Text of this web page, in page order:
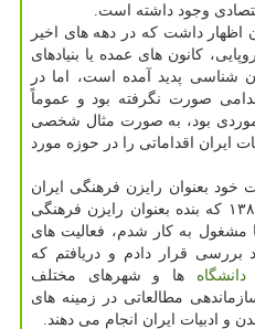
وجود داشته است.
اظهار داشت كه در دهه های اخیر
كانون های عمده یا بنیادهای
شناسی پدید آمده است، اما در
چنین اقدامی صورت نگرفته بود و عموماً
موردی بود، به صورت مثال شخصی
ایران اقداماتی را در حوزه مورد
بعنوان رایزن فرهنگی ایران
در اسپانیا تصریح كرد: در سال ۱۳۸۵ كه بنده بعنوان رایزن فرهنگی
مشغول به كار شدم، فعالیت های
بررسی قرار دادم و دریافتم كه
دانشگاه ها و شهرهای مختلف
مطالعاتی در زمینه های
و ادبیات ایران انجام می دهند.